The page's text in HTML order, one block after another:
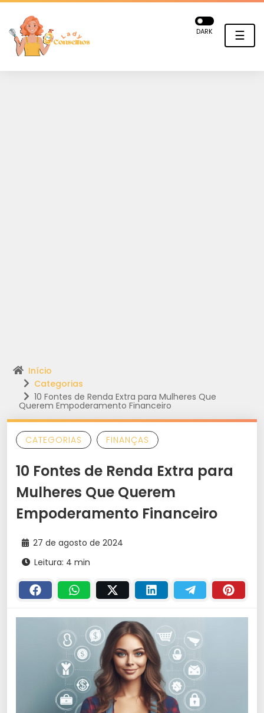
☰
DARK
Início
Categorias
10 Fontes de Renda Extra para Mulheres Que
Querem Empoderamento Financeiro
CATEGORIAS FINANÇAS
10 Fontes de Renda Extra para
Mulheres Que Querem
Empoderamento Financeiro
27 de agosto de 2024
Leitura: 4 min